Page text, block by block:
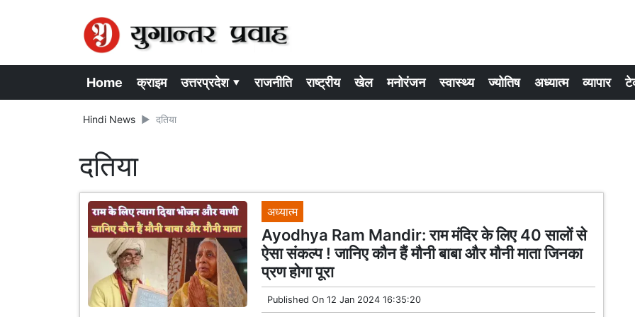
Home क्राइम उत्तरप्रदेश ▾ राजनीति राष्ट्रीय खेल मनोरंजन स्वास्थ्य ज्योतिष अध्यात्म व्यापार
Hindi News दतिया
दतिया
अध्यात्म
Ayodhya Ram Mandir: राम मंदिर के लिए 40 सालों से
ऐसा संकल्प ! जानिए कौन हैं मौनी बाबा और मौनी माता जिनका
प्रण होगा पूरा
Published On 12 Jan 2024 16:35:20